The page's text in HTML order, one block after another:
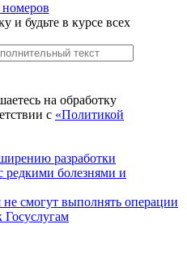
и будьте в курсе всех
на обработку
с «Политикой
разработки
редкими болезнями и
смогут выполнять операции
Госуслугам